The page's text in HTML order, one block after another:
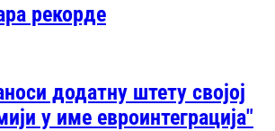
рекорде
додатну штету својој
у име евроинтеграција"